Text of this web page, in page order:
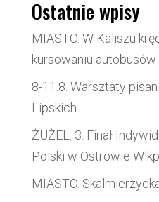
Ostatnie wpisy
MIASTO. W Kaliszu
kursowaniu autobusów
8-11.8. Warsztaty
Lipskich
ŻUŻEL. 3. Finał
Polski w Ostrowie Wlkp.
MIASTO.